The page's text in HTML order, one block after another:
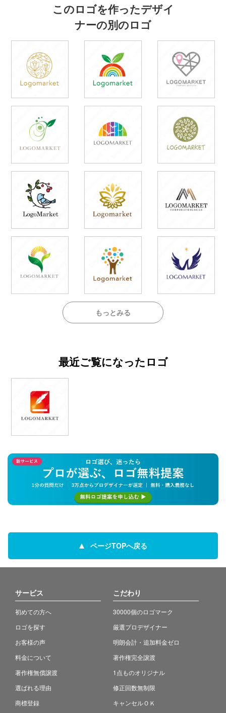
このロゴを作ったデザイ
ナーの別のロゴ
もっとみる
最近ご覧になったロゴ
ページTOPへ戻る
サービス
初めての方へ
ロゴを探す
お客様の声
料金について
著作権無償譲渡
選ばれる理由
商標登録
こだわり
30000個のロゴマーク
厳選プロデザイナー
明朗会計・追加料金ゼロ
著作権完全譲渡
1点ものオリジナル
修正回数無制限
キャンセルＯＫ